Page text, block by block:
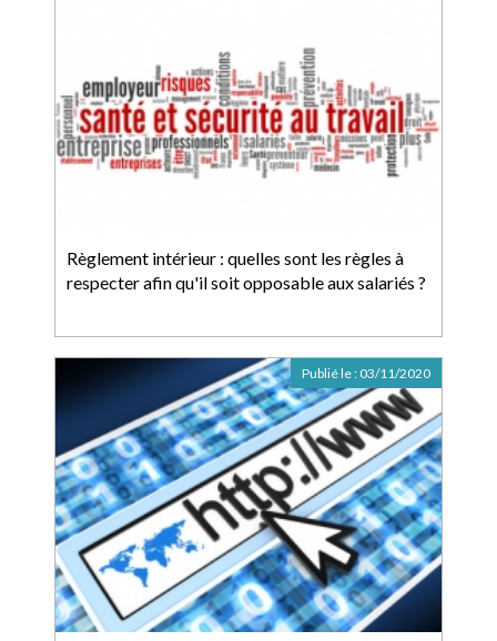
Règlement intérieur : quelles sont les règles à
respecter afin qu'il soit opposable aux salariés ?
Publié le : 03/11/2020